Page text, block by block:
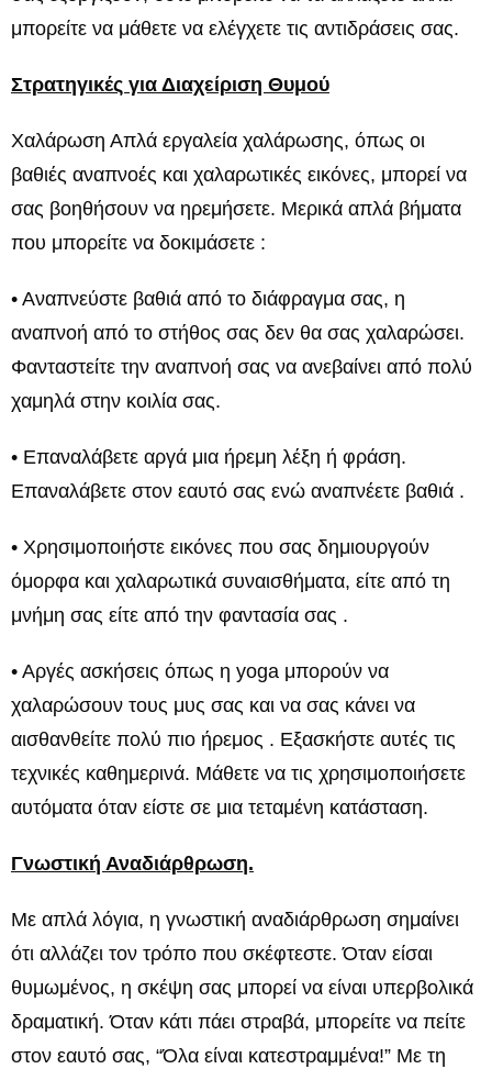
μπορείτε να μάθετε να ελέγχετε τις αντιδράσεις σας.
Στρατηγικές για Διαχείριση Θυμού
Χαλάρωση Απλά εργαλεία χαλάρωσης, όπως οι
βαθιές αναπνοές και χαλαρωτικές εικόνες, μπορεί να
σας βοηθήσουν να ηρεμήσετε. Μερικά απλά βήματα
που μπορείτε να δοκιμάσετε :
• Αναπνεύστε βαθιά από το διάφραγμα σας, η
αναπνοή από το στήθος σας δεν θα σας χαλαρώσει.
Φανταστείτε την αναπνοή σας να ανεβαίνει από πολύ
χαμηλά στην κοιλία σας.
• Επαναλάβετε αργά μια ήρεμη λέξη ή φράση.
Επαναλάβετε στον εαυτό σας ενώ αναπνέετε βαθιά .
• Χρησιμοποιήστε εικόνες που σας δημιουργούν
όμορφα και χαλαρωτικά συναισθήματα, είτε από τη
μνήμη σας είτε από την φαντασία σας .
• Αργές ασκήσεις όπως η yoga μπορούν να
χαλαρώσουν τους μυς σας και να σας κάνει να
αισθανθείτε πολύ πιο ήρεμος . Εξασκήστε αυτές τις
τεχνικές καθημερινά. Μάθετε να τις χρησιμοποιήσετε
αυτόματα όταν είστε σε μια τεταμένη κατάσταση.
Γνωστική Αναδιάρθρωση.
Με απλά λόγια, η γνωστική αναδιάρθρωση σημαίνει
ότι αλλάζει τον τρόπο που σκέφτεστε. Όταν είσαι
θυμωμένος, η σκέψη σας μπορεί να είναι υπερβολικά
δραματική. Όταν κάτι πάει στραβά, μπορείτε να πείτε
στον εαυτό σας, “Όλα είναι κατεστραμμένα!” Με τη